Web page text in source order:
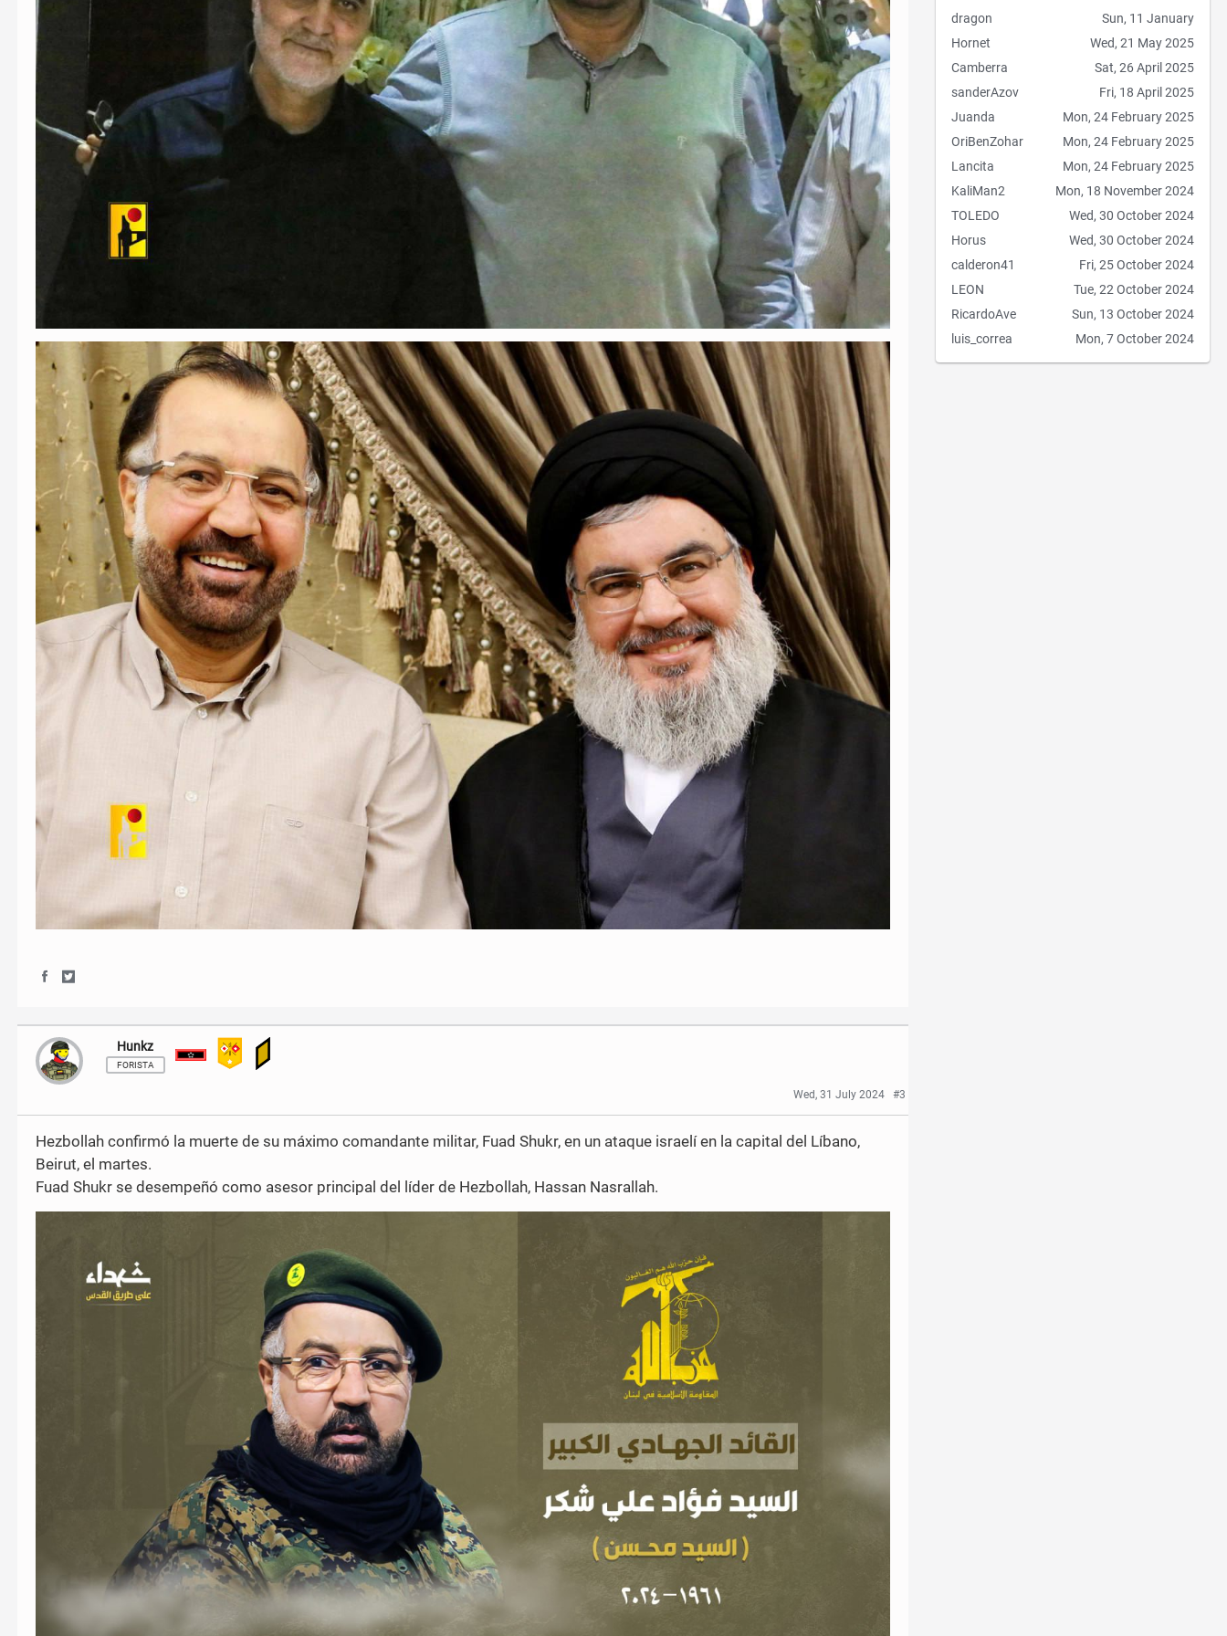
S
e
o
n
a
e
b
o
o
k
S
e
o
n
w
t
t
e
r
Hunkz
FORISTA
Subteniente
Wed, 31 July 2024 #3
Hezbollah confirmó la muerte de su máximo comandante militar, Fuad Shukr, en un ataque israelí en la capital del Líbano,
Beirut, el martes.
Fuad Shukr se desempeñó como asesor principal del líder de Hezbollah, Hassan Nasrallah.
Sun, 11 January
dragon
Wed, 21 May 2025
Hornet
Sat, 26 April 2025
Camberra
Fri, 18 April 2025
sanderAzov
Mon, 24 February 2025
Juanda
Mon, 24 February 2025
OriBenZohar
Mon, 24 February 2025
Lancita
Mon, 18 November 2024
KaliMan2
Wed, 30 October 2024
TOLEDO
Wed, 30 October 2024
Horus
Fri, 25 October 2024
calderon41
Tue, 22 October 2024
LEON
Sun, 13 October 2024
RicardoAve
Mon, 7 October 2024
luis_correa